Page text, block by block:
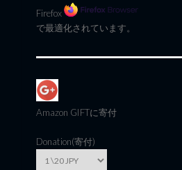
Firefox
で最適化されています。
Amazon GIFTに寄付
Donation(寄付)